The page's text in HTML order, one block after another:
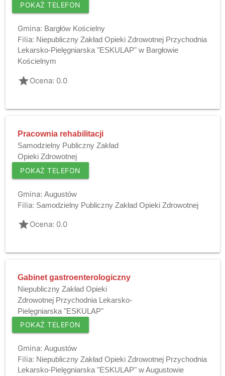
POKAŻ TELEFON
Gmina: Bargłów Kościelny
Filia: Niepubliczny Zakład Opieki Zdrowotnej Przychodnia
Lekarsko-Pielęgniarska "ESKULAP" w Bargłowie
Kościelnym
gradeOcena: 0.0
Pracownia rehabilitacji
Samodzielny Publiczny Zakład
Opieki Zdrowotnej
POKAŻ TELEFON
Gmina: Augustów
Filia: Samodzielny Publiczny Zakład Opieki Zdrowotnej
gradeOcena: 0.0
Gabinet gastroenterologiczny
Niepubliczny Zakład Opieki
Zdrowotnej Przychodnia Lekarsko-
Pielęgniarska "ESKULAP"
POKAŻ TELEFON
Gmina: Augustów
Filia: Niepubliczny Zakład Opieki Zdrowotnej Przychodnia
Lekarsko-Pielęgniarska "ESKULAP" w Augustowie